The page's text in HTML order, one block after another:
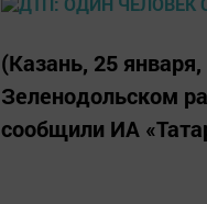
(Казань, 25
Зеленодольском
сообщили ИА